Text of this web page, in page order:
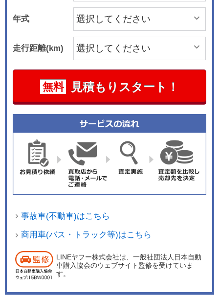
年式
走行距離(km)
無料 見積もりスタート！
事故車(不動車)はこちら
商用車(バス・トラック等)はこちら
LINEヤフー株式会社は、一般社団法人日本自動
車購入協会のウェブサイト監修を受けていま
す。